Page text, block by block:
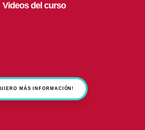
Videos del curso
MÁS INFORMACIÓN!